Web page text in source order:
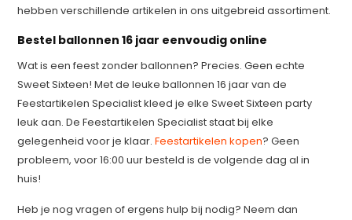
hebben verschillende artikelen in ons uitgebreid assortiment.
Bestel ballonnen 16 jaar eenvoudig online
Wat is een feest zonder ballonnen? Precies. Geen echte
Sweet Sixteen! Met de leuke ballonnen 16 jaar van de
Feestartikelen Specialist kleed je elke Sweet Sixteen party
leuk aan. De Feestartikelen Specialist staat bij elke
gelegenheid voor je klaar.Feestartikelen kopen? Geen
probleem, voor 16:00 uur besteld is de volgende dag al in
huis!
Heb je nog vragen of ergens hulp bij nodig? Neem dan